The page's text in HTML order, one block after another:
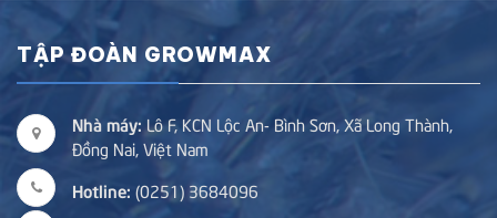
TẬP ĐOÀN GROWMAX
Nhà máy: Lô F, KCN Lộc An- Bình Sơn, Xã Long Thành,
Đồng Nai, Việt Nam
Hotline: (0251) 3684096